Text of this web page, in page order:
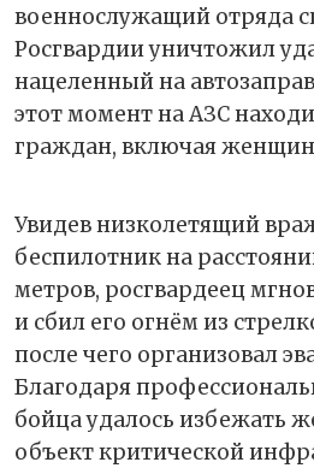
военнослужащий отряда
Росгвардии уничтожил
нацеленный на
этот момент на АЗС
граждан, включая женщин
Увидев низколетящий
беспилотник на
метров, росгвардеец
и сбил его огнём из
после чего организовал
Благодаря
бойца удалось избежать
объект критической